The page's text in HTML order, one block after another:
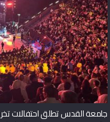
جامعة القدس تطلق احتفالات